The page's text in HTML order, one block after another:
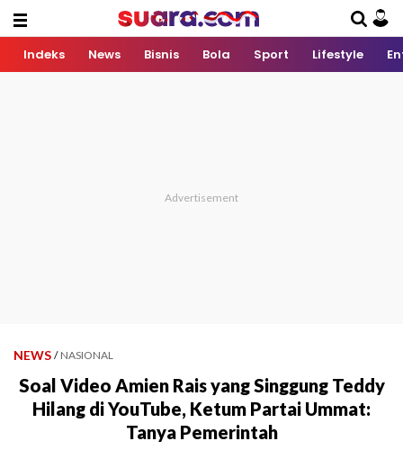
Indeks News Bisnis Bola Sport Lifestyle
NEWS / NASIONAL
Soal Video Amien Rais yang Singgung Teddy
Hilang di YouTube, Ketum Partai Ummat:
Tanya Pemerintah